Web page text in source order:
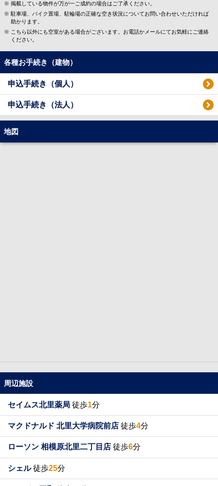
掲載している物件が万が一ご成約の場合はご了承ください。
駐車場、バイク置場、駐輪場の正確な空き状況についてお問い合わせいただければ
助かります。
こちら以外にも空室がある場合がございます。お電話かメールにてお気軽にご連絡
ください。
各種お手続き（建物）
申込手続き（個人）
申込手続き（法人）
地図
周辺施設
セイムス北里薬局 徒歩1分
マクドナルド 北里大学病院前店 徒歩4分
ローソン 相模原北里二丁目店 徒歩6分
シェル徒歩25分